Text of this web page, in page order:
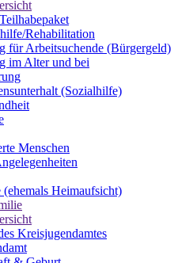
Rehabilitation
für Arbeitsuchende (Bürgergeld)
im Alter und bei
(Sozialhilfe)
Menschen
Heimaufsicht)
Kreisjugendamtes